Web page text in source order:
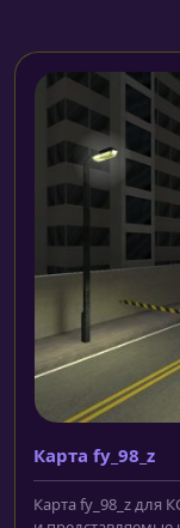
Карта fy_98_z
Карта fy_98_z для